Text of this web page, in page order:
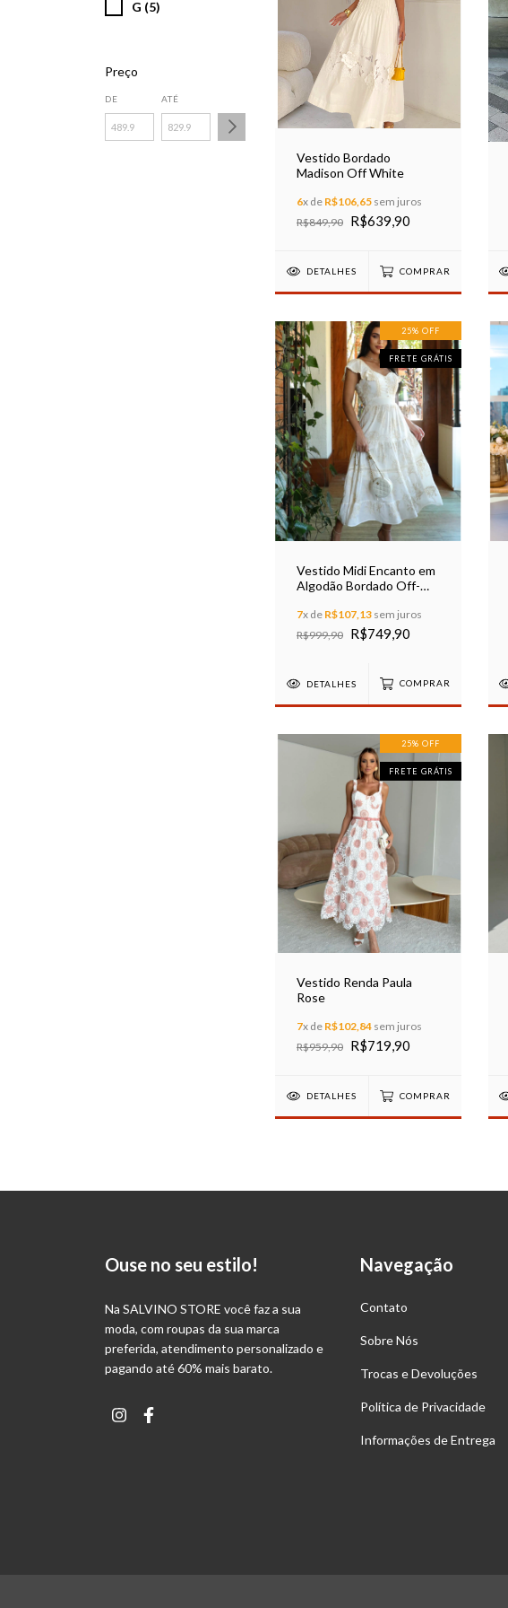
G (5)
Preço
DE ATÉ
Vestido Bordado
Madison Off White
6x de R$106,65 sem juros
R$849,90 R$639,90
DETALHES COMPRAR
25% OFF
FRETE GRÁTIS
Vestido Midi Encanto em
Algodão Bordado Off-
7x de R$107,13 sem juros
R$999,90 R$749,90
DETALHES COMPRAR
25% OFF
FRETE GRÁTIS
Vestido Renda Paula
Rose
7x de R$102,84 sem juros
R$959,90 R$719,90
DETALHES COMPRAR
Ouse no seu estilo!
Na SALVINO STORE você faz a sua
moda, com roupas da sua marca
preferida, atendimento personalizado e
pagando até 60% mais barato.
Navegação
Contato
Sobre Nós
Trocas e Devoluções
Política de Privacidade
Informações de Entrega